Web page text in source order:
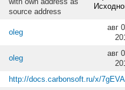
source address
oleg
авг
oleg
авг
http://docs.carbonsoft.ru/x/